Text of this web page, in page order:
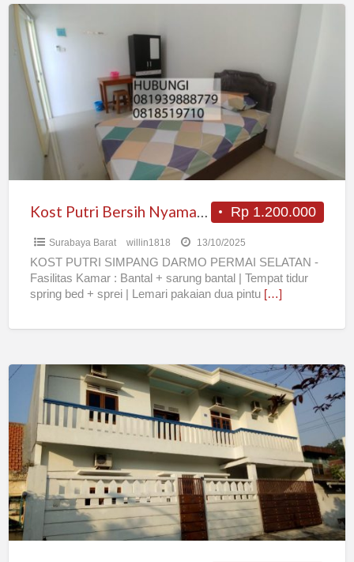
Kost
Putri
Bersih
Nyaman
Surabaya
Barat
Rp 1.200.000
Kost Putri Bersih Nyaman Surabaya Barat
Surabaya Barat willin1818 13/10/2025
KOST PUTRI SIMPANG DARMO PERMAI SELATAN -
Fasilitas Kamar : Bantal + sarung bantal | Tempat tidur
spring bed + sprei | Lemari pakaian dua pintu […]
kost
putri
dan
nyaman